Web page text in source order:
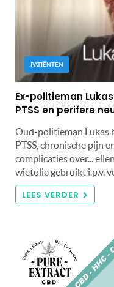
PATIËNTEN
Ex-politieman
PTSS en perifere
Oud-politieman Lukas
PTSS, chronische pijn
complicaties over...
wietolie gebruikt i.p.v.
LEES VERDER